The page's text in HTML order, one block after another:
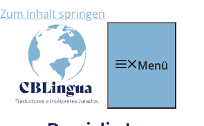
Zum Inhalt springen
Menü